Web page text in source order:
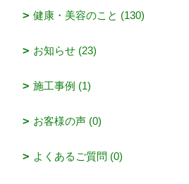
健康・美容のこと (130)
お知らせ (23)
施工事例 (1)
お客様の声 (0)
よくあるご質問 (0)